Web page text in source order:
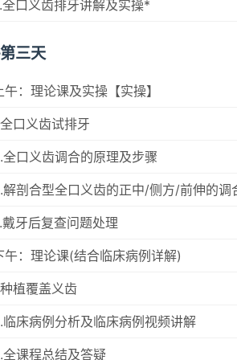
全口义齿排牙讲解及实操*
第三天
午：理论课及实操【实操】
全口义齿试排牙
全口义齿调合的原理及步骤
解剖合型全口义齿的正中/侧方/前伸的调
戴牙后复查问题处理
午：理论课(结合临床病例详解)
种植覆盖义齿
临床病例分析及临床病例视频讲解
全课程总结及答疑